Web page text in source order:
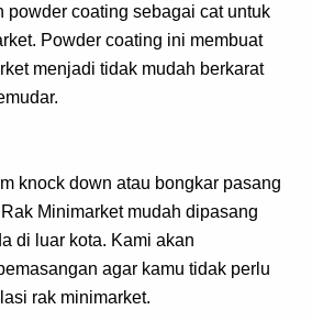
powder coating sebagai cat untuk
Powder coating ini membuat
menjadi tidak mudah berkarat
knock down atau bongkar pasang
Minimarket mudah dipasang
di luar kota. Kami akan
agar kamu tidak perlu
rak minimarket.